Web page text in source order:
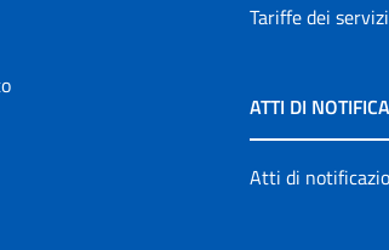
Tariffe dei
ATTI DI NOTIFICA
Atti di